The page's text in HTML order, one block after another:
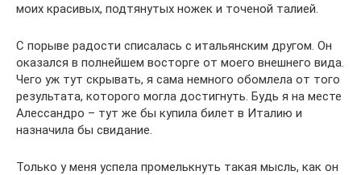
моих красивых, подтянутых ножек и точеной талией.
С порыве радости списалась с итальянским другом. Он
оказался в полнейшем восторге от моего внешнего вида.
Чего уж тут скрывать, я сама немного обомлела от того
результата, которого могла достигнуть. Будь я на месте
Алессандро – тут же бы купила билет в Италию и
назначила бы свидание.
Только у меня успела промелькнуть такая мысль, как он